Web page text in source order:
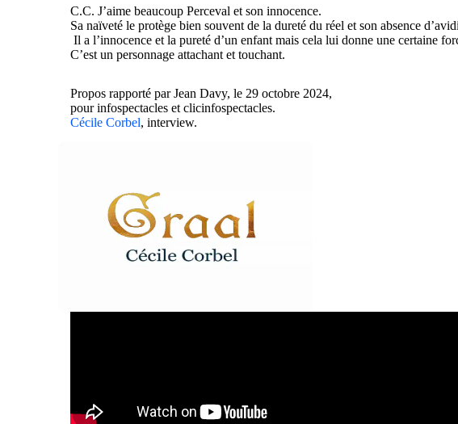
C.C. J’aime beaucoup Perceval et son innocence.
Sa naïveté le protège bien souvent de la dureté du réel et son absence
Il a l’innocence et la pureté d’un enfant mais cela lui donne une certaine
C’est un personnage attachant et touchant.
Propos rapporté par Jean Davy, le 29 octobre 2024,
pour infospectacles et clicinfospectacles.
Cécile Corbel, interview.